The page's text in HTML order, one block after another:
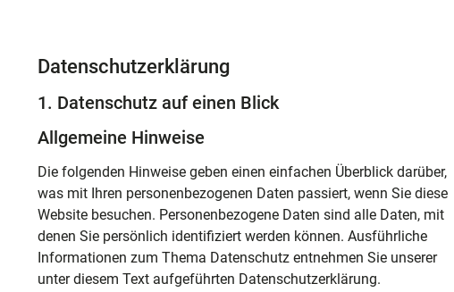
Datenschutzerklärung
1. Datenschutz auf einen Blick
Allgemeine Hinweise
Die folgenden Hinweise geben einen einfachen Überblick darüber,
was mit Ihren personenbezogenen Daten passiert, wenn Sie diese
Website besuchen. Personenbezogene Daten sind alle Daten, mit
denen Sie persönlich identifiziert werden können. Ausführliche
Informationen zum Thema Datenschutz entnehmen Sie unserer
unter diesem Text aufgeführten Datenschutzerklärung.